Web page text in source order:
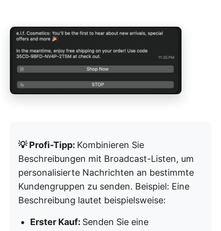
💡 Profi-Tipp: Kombinieren Sie
Beschreibungen mit Broadcast-Listen, um
personalisierte Nachrichten an bestimmte
Kundengruppen zu senden. Beispiel: Eine
Beschreibung lautet beispielsweise:
Erster Kauf: Senden Sie eine